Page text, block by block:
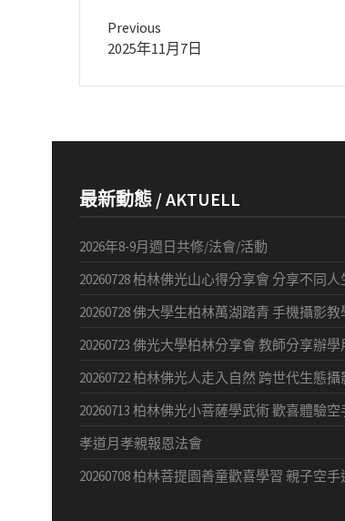
Previous
Previous
2025年11月7日
最新動態 / AKTUELL
2026年8-9月週日共修/法會/活動
20260728 柏林佛光山心得分享會 分享不同人
20260728 佛大學生柏林萬湖踏青 手機攝影
20260723 佛光大學柏林分享會 教師分享辦學
20260722 柏林佛光人走入自然 跨世代生態攝
20260713 柏林佛光小菩薩學武術 歡喜體驗空
孝道月孝親報恩法會
20260708 柏林菩提園善童歡喜學習 親子空手